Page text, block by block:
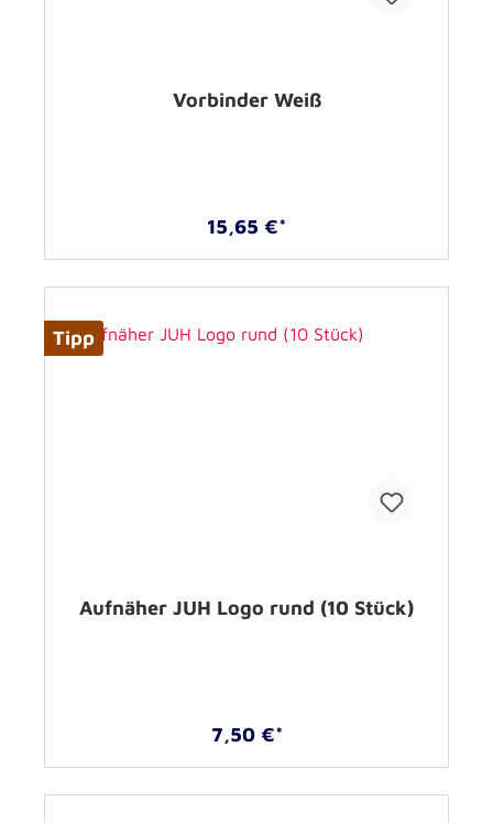
Vorbinder Weiß
15,65 €*
Tipp
Aufnäher JUH Logo rund (10 Stück)
7,50 €*